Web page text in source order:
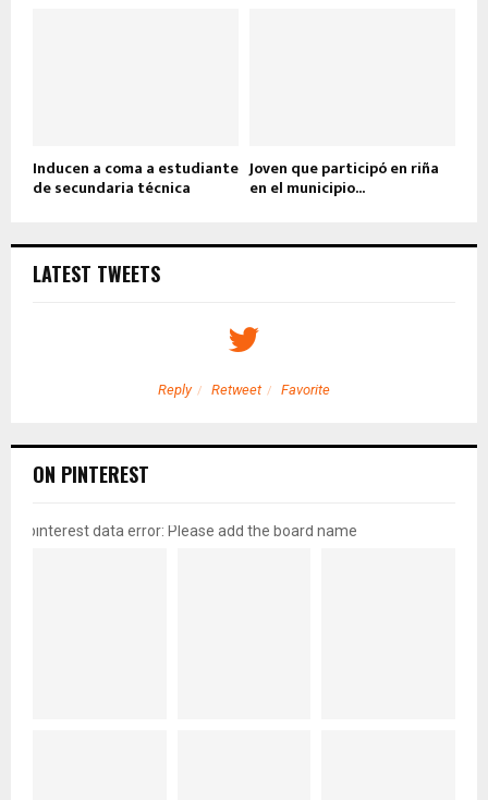
Inducen a coma a estudiante
de secundaria técnica
Joven que participó en riña
en el municipio...
LATEST TWEETS
Reply Retweet Favorite
ON PINTEREST
pinterest data error: Please add the board name